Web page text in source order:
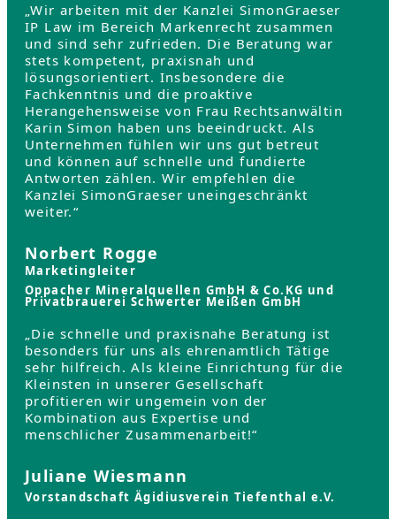
„Wir arbeiten mit der Kanzlei SimonGraeser
IP Law im Bereich Markenrecht zusammen
und sind sehr zufrieden. Die Beratung war
stets kompetent, praxisnah und
lösungsorientiert. Insbesondere die
Fachkenntnis und die proaktive
Herangehensweise von Frau Rechtsanwältin
Karin Simon haben uns beeindruckt. Als
Unternehmen fühlen wir uns gut betreut
und können auf schnelle und fundierte
Antworten zählen. Wir empfehlen die
Kanzlei SimonGraeser uneingeschränkt
weiter.“
Norbert Rogge
Marketingleiter
Oppacher Mineralquellen GmbH & Co.KG und
Privatbrauerei Schwerter Meißen GmbH
„Die schnelle und praxisnahe Beratung ist
besonders für uns als ehrenamtlich Tätige
sehr hilfreich. Als kleine Einrichtung für die
Kleinsten in unserer Gesellschaft
profitieren wir ungemein von der
Kombination aus Expertise und
menschlicher Zusammenarbeit!“
Juliane Wiesmann
Vorstandschaft Ägidiusverein Tiefenthal e.V.